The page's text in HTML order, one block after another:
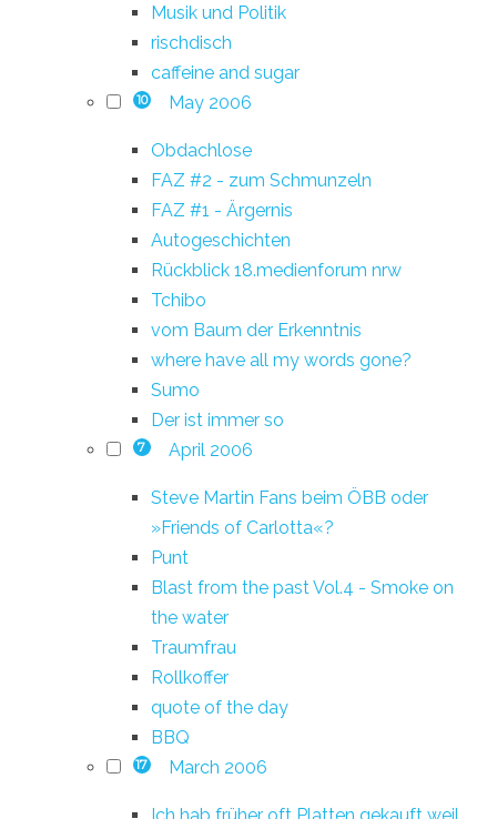
Musik und Politik
rischdisch
caffeine and sugar
10 May 2006
Obdachlose
FAZ #2 - zum Schmunzeln
FAZ #1 - Ärgernis
Autogeschichten
Rückblick 18.medienforum nrw
Tchibo
vom Baum der Erkenntnis
where have all my words gone?
Sumo
Der ist immer so
7 April 2006
Steve Martin Fans beim ÖBB oder
»Friends of Carlotta«?
Punt
Blast from the past Vol.4 - Smoke on
the water
Traumfrau
Rollkoffer
quote of the day
BBQ
17 March 2006
Ich hab früher oft Platten gekauft weil